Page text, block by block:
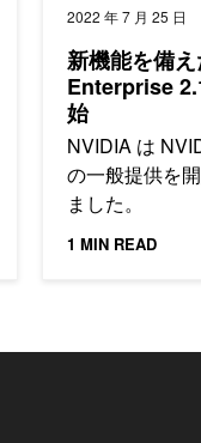
2022 年 7 月 25 日
新機能を備
Enterprise
始
NVIDIA は
の一般提供を
ました。
1 MIN READ